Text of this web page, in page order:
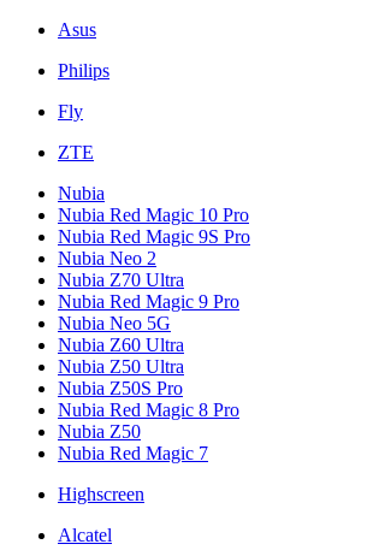
Asus
Philips
Fly
ZTE
Nubia
Nubia Red Magic 10 Pro
Nubia Red Magic 9S Pro
Nubia Neo 2
Nubia Z70 Ultra
Nubia Red Magic 9 Pro
Nubia Neo 5G
Nubia Z60 Ultra
Nubia Z50 Ultra
Nubia Z50S Pro
Nubia Red Magic 8 Pro
Nubia Z50
Nubia Red Magic 7
Highscreen
Alcatel